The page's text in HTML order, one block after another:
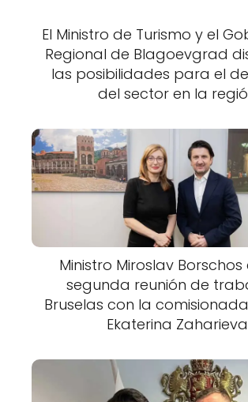
El Ministro de Turismo y el
Regional de Blagoevgrad
las posibilidades para el
del sector en la
Ministro Miroslav Borschos
segunda reunión de
Bruselas con la
Ekaterina Zaharieva